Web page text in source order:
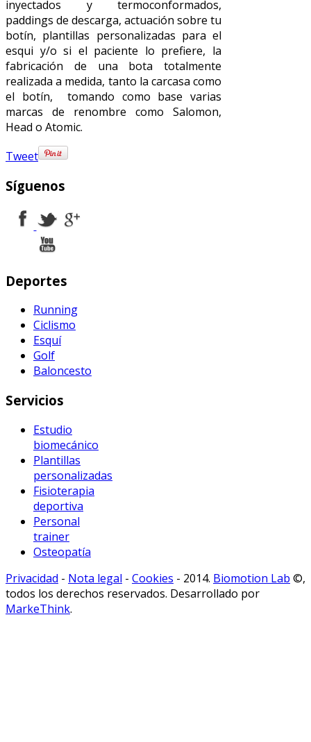
inyectados y termoconformados,
paddings de descarga, actuación sobre tu
botín, plantillas personalizadas para el
esqui y/o si el paciente lo prefiere, la
fabricación de una bota totalmente
realizada a medida, tanto la carcasa como
el botín, tomando como base varias
marcas de renombre como Salomon,
Head o Atomic.
Tweet
Síguenos
Deportes
Running
Ciclismo
Esquí
Golf
Baloncesto
Servicios
Estudio
biomecánico
Plantillas
personalizadas
Fisioterapia
deportiva
Personal
trainer
Osteopatía
Privacidad - Nota legal - Cookies - 2014. Biomotion Lab ©,
todos los derechos reservados. Desarrollado por
MarkeThink.